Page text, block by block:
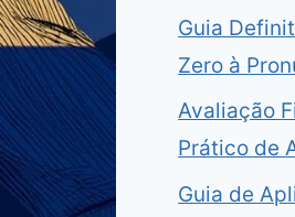
Guia
Zero à
Avaliação
Prático de
Guia de